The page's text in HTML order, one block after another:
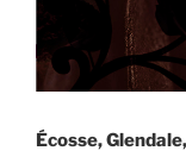
Écosse,